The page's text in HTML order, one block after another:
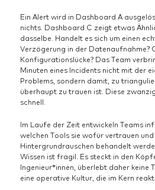
Ein Alert wird in Dashboard A
nichts. Dashboard C zeigt etwas
dasselbe. Handelt es sich um einen
Verzögerung in der Datenaufnahme?
Konfigurationslücke? Das Team
Minuten eines Incidents nicht mit der
Problems, sondern damit, zu
überhaupt zu trauen ist. Diese
schnell.
Im Laufe der Zeit entwickeln Teams
welchen Tools sie wofür vertrauen
Hintergrundrauschen behandelt
Wissen ist fragil. Es steckt in den
Ingenieur*innen, überlebt daher keine
eine operative Kultur, die im Kern